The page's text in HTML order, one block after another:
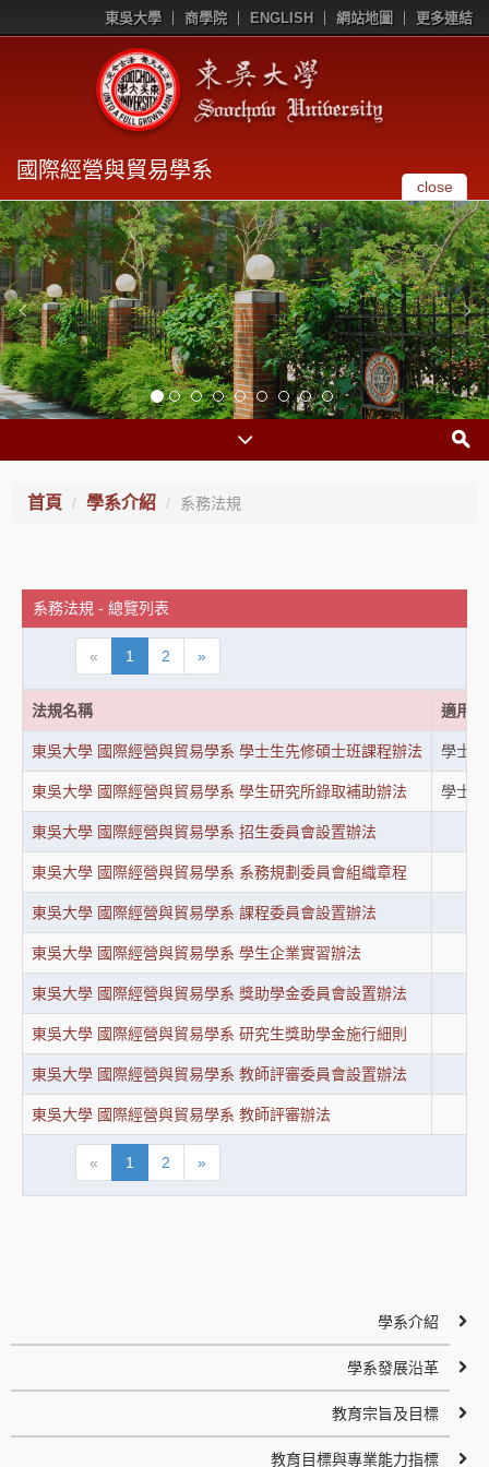
東吳大學 商學院 ENGLISH 網站地圖 更多連結
國際經營與貿易學系
close
首頁 學系介紹 系務法規
系務法規 - 總覽列表
« 1 2 »
法規名稱 適用
東吳大學 國際經營與貿易學系 學士生先修碩士班課程辦法 學士班
東吳大學 國際經營與貿易學系 學生研究所錄取補助辦法 學士班
東吳大學 國際經營與貿易學系 招生委員會設置辦法
東吳大學 國際經營與貿易學系 系務規劃委員會組織章程
東吳大學 國際經營與貿易學系 課程委員會設置辦法
東吳大學 國際經營與貿易學系 學生企業實習辦法
東吳大學 國際經營與貿易學系 獎助學金委員會設置辦法
東吳大學 國際經營與貿易學系 研究生獎助學金施行細則
東吳大學 國際經營與貿易學系 教師評審委員會設置辦法
東吳大學 國際經營與貿易學系 教師評審辦法
« 1 2 »
學系介紹
學系發展沿革
教育宗旨及目標
教育目標與專業能力指標